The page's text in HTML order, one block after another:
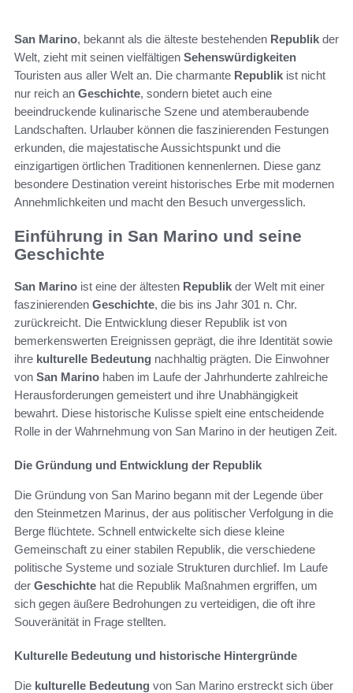
San Marino, bekannt als die älteste bestehenden Republik der
Welt, zieht mit seinen vielfältigen Sehenswürdigkeiten
Touristen aus aller Welt an. Die charmante Republik ist nicht
nur reich an Geschichte, sondern bietet auch eine
beeindruckende kulinarische Szene und atemberaubende
Landschaften. Urlauber können die faszinierenden Festungen
erkunden, die majestatische Aussichtspunkt und die
einzigartigen örtlichen Traditionen kennenlernen. Diese ganz
besondere Destination vereint historisches Erbe mit modernen
Annehmlichkeiten und macht den Besuch unvergesslich.
Einführung in San Marino und seine
Geschichte
San Marino ist eine der ältesten Republik der Welt mit einer
faszinierenden Geschichte, die bis ins Jahr 301 n. Chr.
zurückreicht. Die Entwicklung dieser Republik ist von
bemerkenswerten Ereignissen geprägt, die ihre Identität sowie
ihre kulturelle Bedeutung nachhaltig prägten. Die Einwohner
von San Marino haben im Laufe der Jahrhunderte zahlreiche
Herausforderungen gemeistert und ihre Unabhängigkeit
bewahrt. Diese historische Kulisse spielt eine entscheidende
Rolle in der Wahrnehmung von San Marino in der heutigen Zeit.
Die Gründung und Entwicklung der Republik
Die Gründung von San Marino begann mit der Legende über
den Steinmetzen Marinus, der aus politischer Verfolgung in die
Berge flüchtete. Schnell entwickelte sich diese kleine
Gemeinschaft zu einer stabilen Republik, die verschiedene
politische Systeme und soziale Strukturen durchlief. Im Laufe
der Geschichte hat die Republik Maßnahmen ergriffen, um
sich gegen äußere Bedrohungen zu verteidigen, die oft ihre
Souveränität in Frage stellten.
Kulturelle Bedeutung und historische Hintergründe
Die kulturelle Bedeutung von San Marino erstreckt sich über